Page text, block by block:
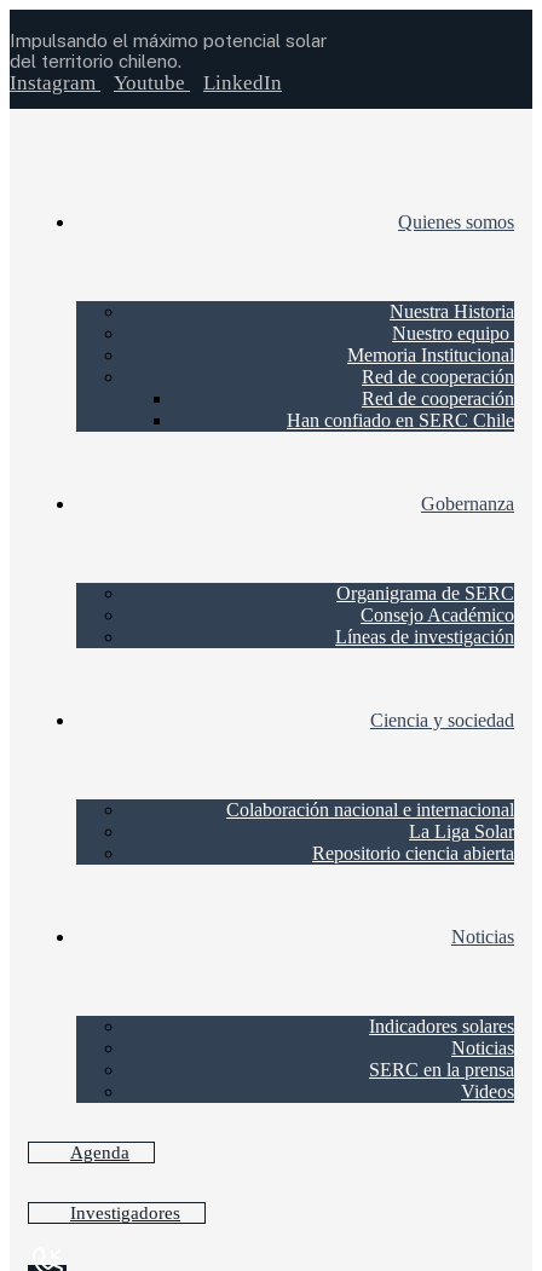
Impulsando el máximo potencial solar
del territorio chileno.
Instagram Youtube LinkedIn
Quienes somos
Nuestra Historia
Nuestro equipo
Memoria Institucional
Red de cooperación
Red de cooperación
Han confiado en SERC Chile
Gobernanza
Organigrama de SERC
Consejo Académico
Líneas de investigación
Ciencia y sociedad
Colaboración nacional e internacional
La Liga Solar
Repositorio ciencia abierta
Noticias
Indicadores solares
Noticias
SERC en la prensa
Videos
Agenda
Investigadores